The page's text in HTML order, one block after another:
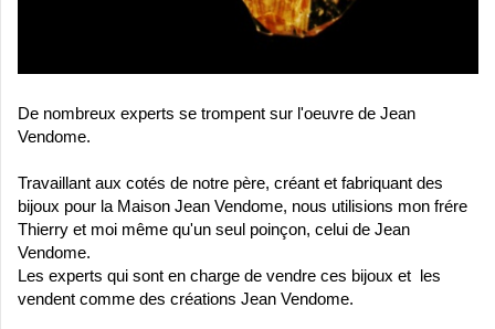
De nombreux experts se trompent sur l'oeuvre de Jean
Vendome.
Travaillant aux cotés de notre père, créant et fabriquant des
bijoux pour la Maison Jean Vendome, nous utilisions mon frére
Thierry et moi même qu'un seul poinçon, celui de Jean
Vendome.
Les experts qui sont en charge de vendre ces bijoux et les
vendent comme des créations Jean Vendome.